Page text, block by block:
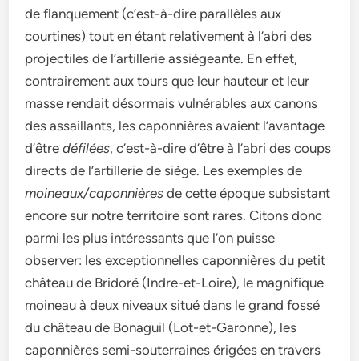
de flanquement (c’est-à-dire parallèles aux
courtines) tout en étant relativement à l’abri des
projectiles de l’artillerie assiégeante. En effet,
contrairement aux tours que leur hauteur et leur
masse rendait désormais vulnérables aux canons
des assaillants, les caponnières avaient l’avantage
d’êtredéfilées, c’est-à-dire d’être à l’abri des coups
directs de l’artillerie de siège. Les exemples de
moineaux/caponnières de cette époque subsistant
encore sur notre territoire sont rares. Citons donc
parmi les plus intéressants que l’on puisse
observer: les exceptionnelles caponnières du petit
château de Bridoré (Indre-et-Loire), le magnifique
moineau à deux niveaux situé dans le grand fossé
du château de Bonaguil (Lot-et-Garonne), les
caponnières semi-souterraines érigées en travers